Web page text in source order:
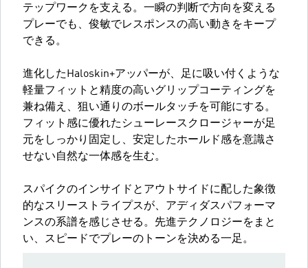
テップワークを支える。一瞬の判断で方向を変える
プレーでも、俊敏でレスポンスの高い動きをキープ
できる。
進化したHaloskin+アッパーが、足に吸い付くような
軽量フィットと精度の高いグリップコーティングを
兼ね備え、狙い通りのボールタッチを可能にする。
フィット感に優れたシューレースクロージャーが足
元をしっかり固定し、安定したホールド感を意識さ
せない自然な一体感を生む。
スパイクのインサイドとアウトサイドに配した象徴
的なスリーストライプスが、アディダスパフォーマ
ンスの系譜を感じさせる。先進テクノロジーをまと
い、スピードでプレーのトーンを決める一足。